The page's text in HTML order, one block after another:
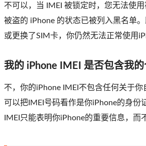
不可以，当 IMEI 被锁定时，您无法使
被盗的 iPhone 的状态已被列入黑名单
或更换了SIM卡，你仍然无法正常使用
我的 iPhone IMEI 是否包含我的
不，你的iPhone IMEI不包含任何关于
可以把IMEI号码看作是你iPhone的身份
IMEI只能表明你iPhone的重要信息，而